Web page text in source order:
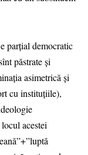
parțial democratic
păstrate și
asimetrică și
cu instituțiile),
acestei